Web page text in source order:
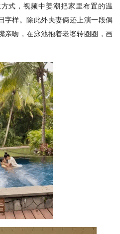
式，视频中姜潮把家里布置的温
字样。除此外夫妻俩还上演一段偶
亲吻，在泳池抱着老婆转圈圈，画